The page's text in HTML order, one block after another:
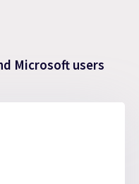
Microsoft users